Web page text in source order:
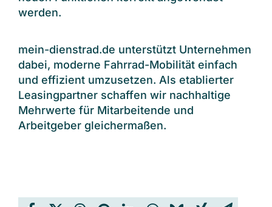
werden.
mein-dienstrad.de unterstützt Unternehmen
dabei, moderne Fahrrad-Mobilität einfach
und effizient umzusetzen. Als etablierter
Leasingpartner schaffen wir nachhaltige
Mehrwerte für Mitarbeitende und
Arbeitgeber gleichermaßen.